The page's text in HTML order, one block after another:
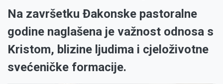
Na završetku Đakonske pastoralne
godine naglašena je važnost odnosa s
Kristom, blizine ljudima i cjeloživotne
svećeničke formacije.